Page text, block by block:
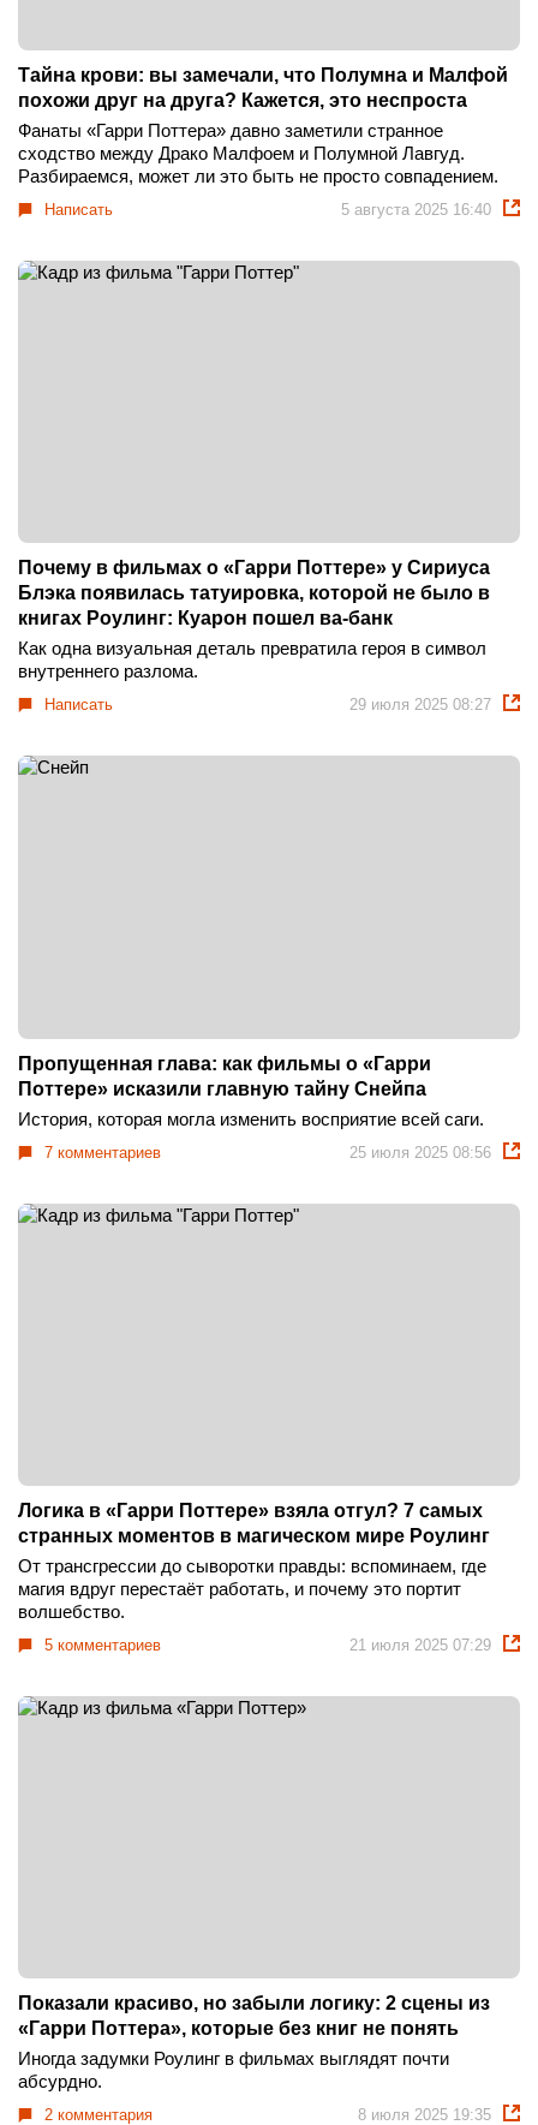
Тайна крови: вы замечали, что Полумна и Малфой
похожи друг на друга? Кажется, это неспроста
Фанаты «Гарри Поттера» давно заметили странное
сходство между Драко Малфоем и Полумной Лавгуд.
Разбираемся, может ли это быть не просто совпадением.
Написать 5 августа 2025 16:40
Почему в фильмах о «Гарри Поттере» у Сириуса
Блэка появилась татуировка, которой не было в
книгах Роулинг: Куарон пошел ва-банк
Как одна визуальная деталь превратила героя в символ
внутреннего разлома.
Написать 29 июля 2025 08:27
Пропущенная глава: как фильмы о «Гарри
Поттере» исказили главную тайну Снейпа
История, которая могла изменить восприятие всей саги.
7 комментариев 25 июля 2025 08:56
Логика в «Гарри Поттере» взяла отгул? 7 самых
странных моментов в магическом мире Роулинг
От трансгрессии до сыворотки правды: вспоминаем, где
магия вдруг перестаёт работать, и почему это портит
волшебство.
5 комментариев 21 июля 2025 07:29
Показали красиво, но забыли логику: 2 сцены из
«Гарри Поттера», которые без книг не понять
Иногда задумки Роулинг в фильмах выглядят почти
абсурдно.
2 комментария 8 июля 2025 19:35